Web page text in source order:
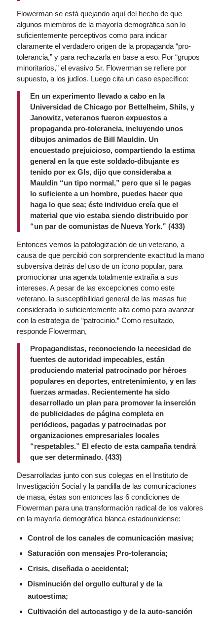
Flowerman se está quejando aquí del hecho de que
algunos miembros de la mayoría demográfica son lo
suficientemente perceptivos como para indicar
claramente el verdadero origen de la propaganda “pro-
tolerancia,” y para rechazarla en base a eso. Por “grupos
minoritarios,” el evasivo Sr. Flowerman se refiere por
supuesto, a los judíos. Luego cita un caso específico:
En un experimento llevado a cabo en la
Universidad de Chicago por Bettelheim, Shils, y
Janowitz, veteranos fueron expuestos a
propaganda pro-tolerancia, incluyendo unos
dibujos animados de Bill Mauldin. Un
encuestado prejuicioso, compartiendo la estima
general en la que este soldado-dibujante es
tenido por ex GIs, dijo que consideraba a
Mauldin “un tipo normal,” pero que si le pagas
lo suficiente a un hombre, puedes hacer que
haga lo que sea; éste individuo creía que el
material que vio estaba siendo distribuido por
“un par de comunistas de Nueva York.” (433)
Entonces vemos la patologización de un veterano, a
causa de que percibió con sorprendente exactitud la mano
subversiva detrás del uso de un ícono popular, para
promocionar una agenda totalmente extraña a sus
intereses. A pesar de las excepciones como este
veterano, la susceptibilidad general de las masas fue
considerada lo suficientemente alta como para avanzar
con la estrategia de “patrocinio.” Como resultado,
responde Flowerman,
Propagandistas, reconociendo la necesidad de
fuentes de autoridad impecables, están
produciendo material patrocinado por héroes
populares en deportes, entretenimiento, y en las
fuerzas armadas. Recientemente ha sido
desarrollado un plan para promover la inserción
de publicidades de página completa en
periódicos, pagadas y patrocinadas por
organizaciones empresariales locales
“respetables.” El efecto de esta campaña tendrá
que ser determinado. (433)
Desarrolladas junto con sus colegas en el Instituto de
Investigación Social y la pandilla de las comunicaciones
de masa, éstas son entonces las 6 condiciones de
Flowerman para una transformación radical de los valores
en la mayoría demográfica blanca estadounidense:
Control de los canales de comunicación masiva;
Saturación con mensajes Pro-tolerancia;
Crisis, diseñada o accidental;
Disminución del orgullo cultural y de la
autoestima;
Cultivación del autocastigo y de la auto-sanción